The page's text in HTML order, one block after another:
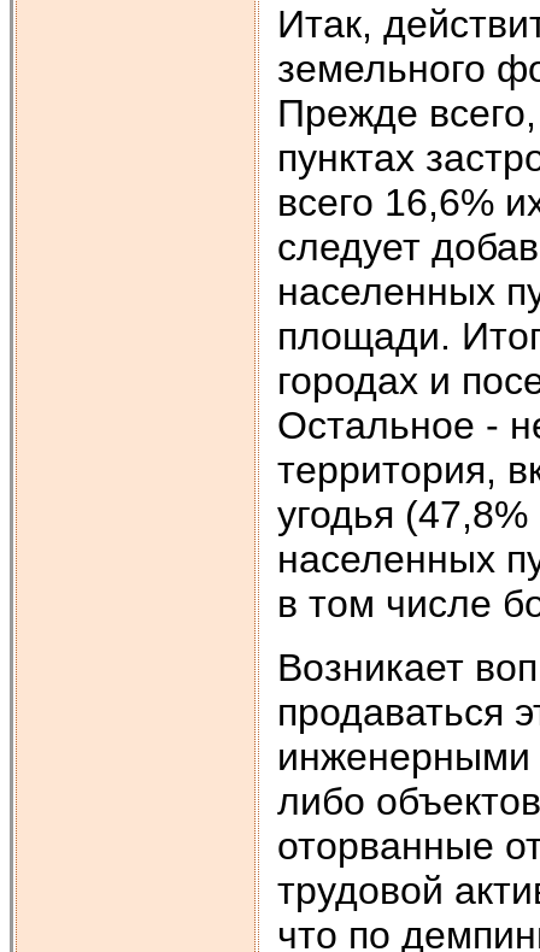
Итак,
земельного
Прежде
пунктах
всего 16,6%
следует
населенных
площади.
городах и
Остальное -
территория,
угодья
населенных
в том числе
Возникает
продаваться
инженерными
либо
оторванные
трудовой
что по